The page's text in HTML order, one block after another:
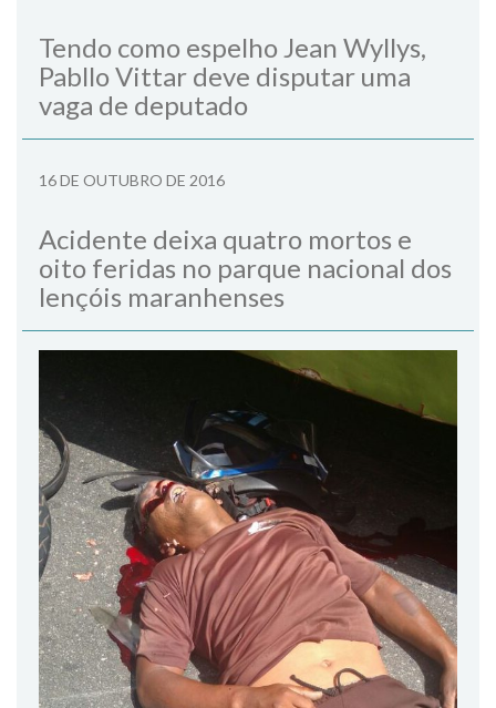
Tendo como espelho Jean Wyllys,
Pabllo Vittar deve disputar uma
vaga de deputado
16 DE OUTUBRO DE 2016
Acidente deixa quatro mortos e
oito feridas no parque nacional dos
lençóis maranhenses